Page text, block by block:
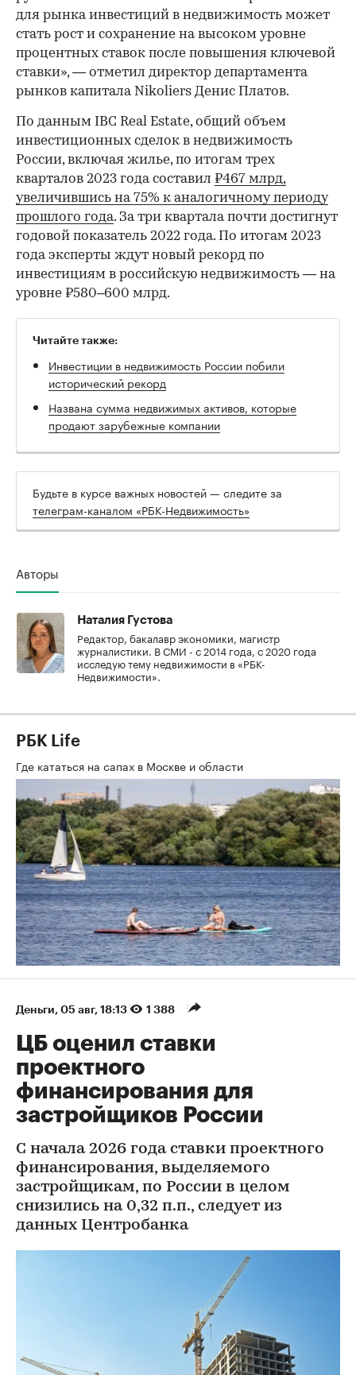
для рынка инвестиций в недвижимость может
стать рост и сохранение на высоком уровне
процентных ставок после повышения ключевой
ставки», — отметил директор департамента
рынков капитала Nikoliers Денис Платов.
По данным IBC Real Estate, общий объем
инвестиционных сделок в недвижимость
России, включая жилье, по итогам трех
кварталов 2023 года составил ₽467 млрд,
увеличившись на 75% к аналогичному периоду
прошлого года. За три квартала почти достигнут
годовой показатель 2022 года. По итогам 2023
года эксперты ждут новый рекорд по
инвестициям в российскую недвижимость — на
уровне ₽580–600 млрд.
Читайте также:
Инвестиции в недвижимость России побили
исторический рекорд
Названа сумма недвижимых активов, которые
продают зарубежные компании
Будьте в курсе важных новостей — следите за
телеграм-каналом «РБК-Недвижимость»
Авторы
Наталия Густова
Редактор, бакалавр экономики, магистр
журналистики. В СМИ - с 2014 года, с 2020 года
исследую тему недвижимости в «РБК-
Недвижимости».
РБК Life
Где кататься на сапах в Москве и области
Деньги 05 авг, 18:13 1 388
ЦБ оценил ставки
проектного
финансирования для
застройщиков России
С начала 2026 года ставки проектного
финансирования, выделяемого
застройщикам, по России в целом
снизились на 0,32 п.п., следует из
данных Центробанка